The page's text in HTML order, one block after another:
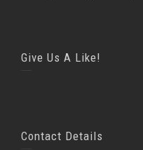
Give Us A Like!
Contact Details